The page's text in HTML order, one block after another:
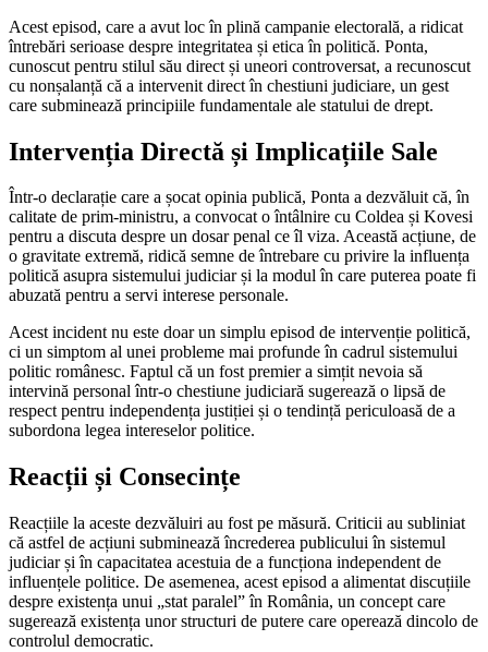
Acest episod, care a avut loc în plină campanie electorală, a ridicat
întrebări serioase despre integritatea și etica în politică. Ponta,
cunoscut pentru stilul său direct și uneori controversat, a recunoscut
cu nonșalanță că a intervenit direct în chestiuni judiciare, un gest
care subminează principiile fundamentale ale statului de drept.
Intervenția Directă și Implicațiile Sale
Într-o declarație care a șocat opinia publică, Ponta a dezvăluit că, în
calitate de prim-ministru, a convocat o întâlnire cu Coldea și Kovesi
pentru a discuta despre un dosar penal ce îl viza. Această acțiune, de
o gravitate extremă, ridică semne de întrebare cu privire la influența
politică asupra sistemului judiciar și la modul în care puterea poate fi
abuzată pentru a servi interese personale.
Acest incident nu este doar un simplu episod de intervenție politică,
ci un simptom al unei probleme mai profunde în cadrul sistemului
politic românesc. Faptul că un fost premier a simțit nevoia să
intervină personal într-o chestiune judiciară sugerează o lipsă de
respect pentru independența justiției și o tendință periculoasă de a
subordona legea intereselor politice.
Reacții și Consecințe
Reacțiile la aceste dezvăluiri au fost pe măsură. Criticii au subliniat
că astfel de acțiuni subminează încrederea publicului în sistemul
judiciar și în capacitatea acestuia de a funcționa independent de
influențele politice. De asemenea, acest episod a alimentat discuțiile
despre existența unui „stat paralel” în România, un concept care
sugerează existența unor structuri de putere care operează dincolo de
controlul democratic.